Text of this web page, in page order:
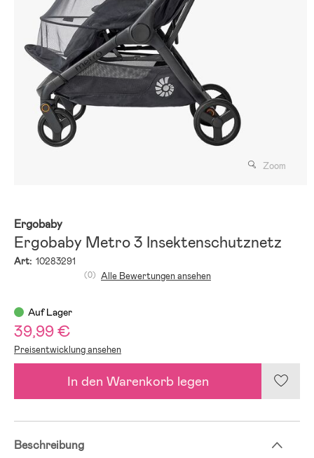
Zoom
Ergobaby
Ergobaby Metro 3 Insektenschutznetz
Art: 10283291
(0) Alle Bewertungen ansehen
Auf Lager
39,99 €
Preisentwicklung ansehen
In den Warenkorb legen
Beschreibung